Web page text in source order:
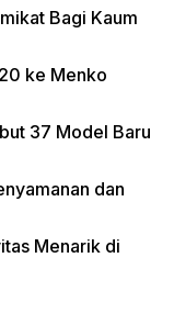
Bagi Kaum
ke Menko
37 Model Baru
dan
Menarik di